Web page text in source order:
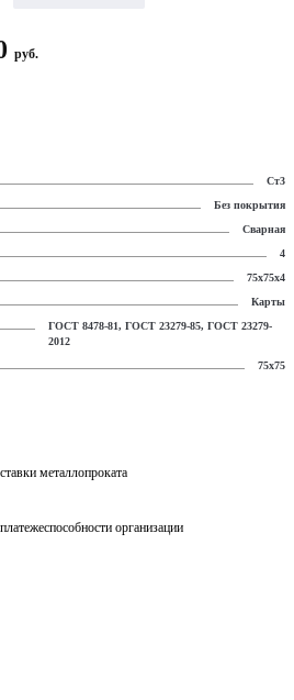
руб.
Ст3
Без покрытия
Сварная
4
75x75x4
Карты
ГОСТ 8478-81, ГОСТ 23279-85, ГОСТ 23279-
2012
75x75
металлопроката
организации